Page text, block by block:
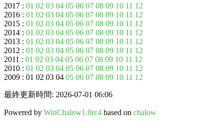
2017 : 01 02 03 04 05 06 07 08 09 10 11 12
2016 : 01 02 03 04 05 06 07 08 09 10 11 12
2015 : 01 02 03 04 05 06 07 08 09 10 11 12
2014 : 01 02 03 04 05 06 07 08 09 10 11 12
2013 : 01 02 03 04 05 06 07 08 09 10 11 12
2012 : 01 02 03 04 05 06 07 08 09 10 11 12
2011 : 01 02 03 04 05 06 07 08 09 10 11 12
2010 : 01 02 03 04 05 06 07 08 09 10 11 12
2009 : 01 02 03 04 05 06 07 08 09 10 11 12
最終更新時間: 2026-07-01 06:06
Powered by WinChalow1.0rc4 based on chalow